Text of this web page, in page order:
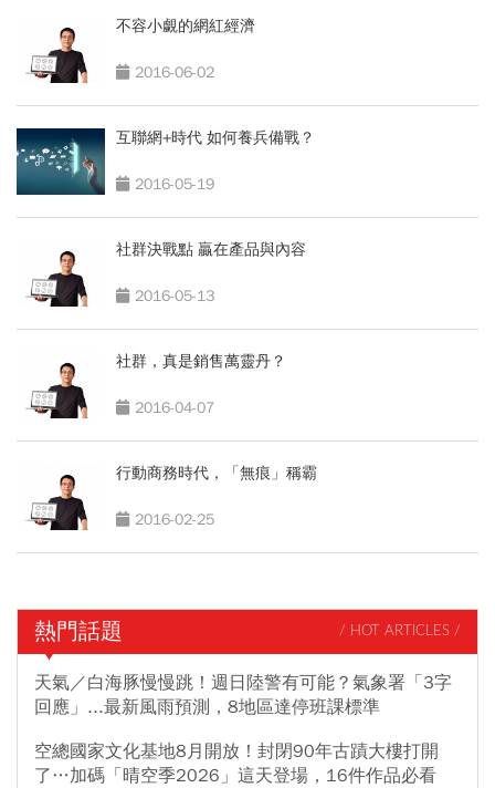
不容小覷的網紅經濟
2016-06-02
互聯網+時代 如何養兵備戰？
2016-05-19
社群決戰點 贏在產品與內容
2016-05-13
社群，真是銷售萬靈丹？
2016-04-07
行動商務時代，「無痕」稱霸
2016-02-25
熱門話題 / HOT ARTICLES /
天氣／白海豚慢慢跳！週日陸警有可能？氣象署「3字
回應」...最新風雨預測，8地區達停班課標準
空總國家文化基地8月開放！封閉90年古蹟大樓打開
了…加碼「晴空季2026」這天登場，16件作品必看